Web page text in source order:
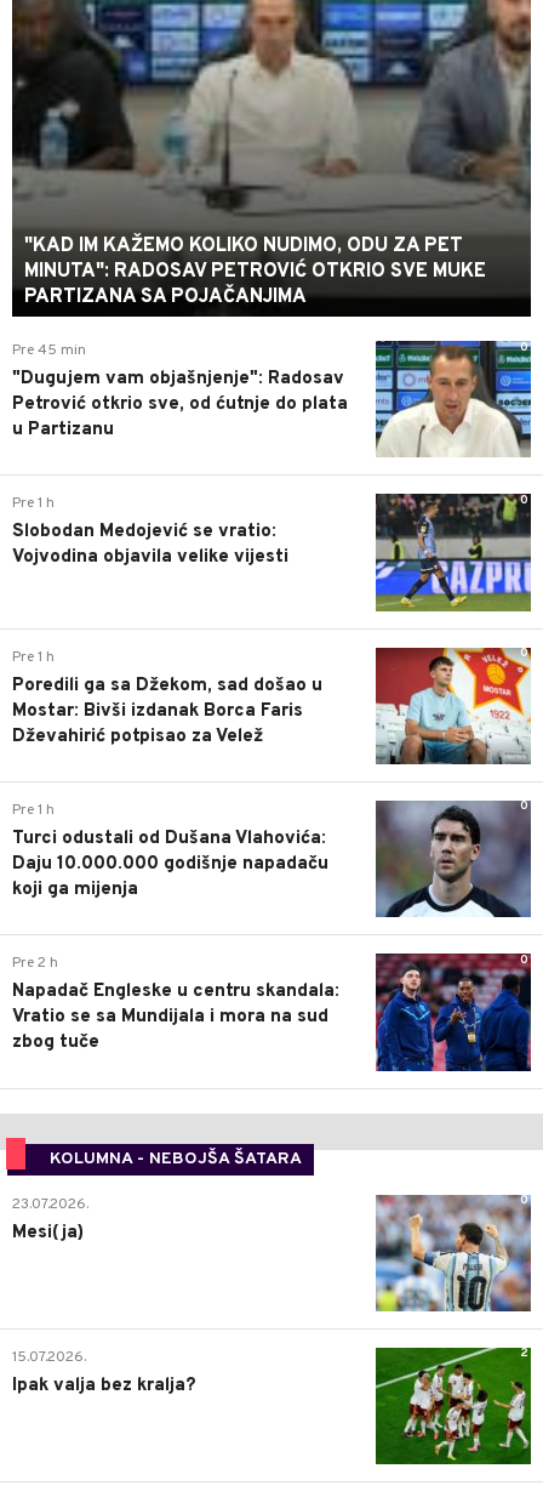
"KAD IM KAŽEMO KOLIKO NUDIMO, ODU ZA PET
MINUTA": RADOSAV PETROVIĆ OTKRIO SVE MUKE
PARTIZANA SA POJAČANJIMA
0
Pre 45 min
"Dugujem vam objašnjenje": Radosav
Petrović otkrio sve, od ćutnje do plata
u Partizanu
0
Pre 1 h
Slobodan Medojević se vratio:
Vojvodina objavila velike vijesti
0
Pre 1 h
Poredili ga sa Džekom, sad došao u
Mostar: Bivši izdanak Borca Faris
Dževahirić potpisao za Velež
0
Pre 1 h
Turci odustali od Dušana Vlahovića:
Daju 10.000.000 godišnje napadaču
koji ga mijenja
0
Pre 2 h
Napadač Engleske u centru skandala:
Vratio se sa Mundijala i mora na sud
zbog tuče
KOLUMNA - NEBOJŠA ŠATARA
0
23.07.2026.
Mesi(ja)
2
15.07.2026.
Ipak valja bez kralja?